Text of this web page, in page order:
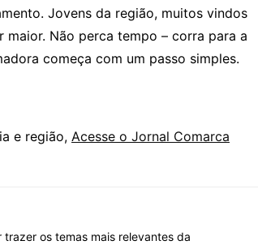
Jovens da região, muitos vindos
maior. Não perca tempo – corra para a
começa com um passo simples.
e região, Acesse o Jornal Comarca
os temas mais relevantes da